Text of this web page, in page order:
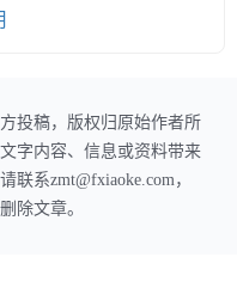
投稿，版权归原始作者所
字内容、信息或资料带来
系zmt@fxiaoke.com，
除文章。